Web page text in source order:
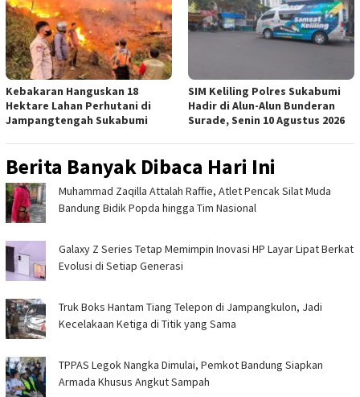
Kebakaran Hanguskan 18
Hektare Lahan Perhutani di
Jampangtengah Sukabumi
SIM Keliling Polres Sukabumi
Hadir di Alun-Alun Bunderan
Surade, Senin 10 Agustus 2026
Berita Banyak Dibaca Hari Ini
Muhammad Zaqilla Attalah Raffie, Atlet Pencak Silat Muda
Bandung Bidik Popda hingga Tim Nasional
Galaxy Z Series Tetap Memimpin Inovasi HP Layar Lipat Berkat
Evolusi di Setiap Generasi
Truk Boks Hantam Tiang Telepon di Jampangkulon, Jadi
Kecelakaan Ketiga di Titik yang Sama
TPPAS Legok Nangka Dimulai, Pemkot Bandung Siapkan
Armada Khusus Angkut Sampah